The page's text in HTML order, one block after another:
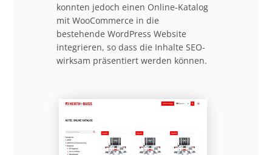
konnten jedoch einen Online-Katalog
mit WooCommerce in die
bestehende WordPress Website
integrieren, so dass die Inhalte SEO-
wirksam präsentiert werden können.